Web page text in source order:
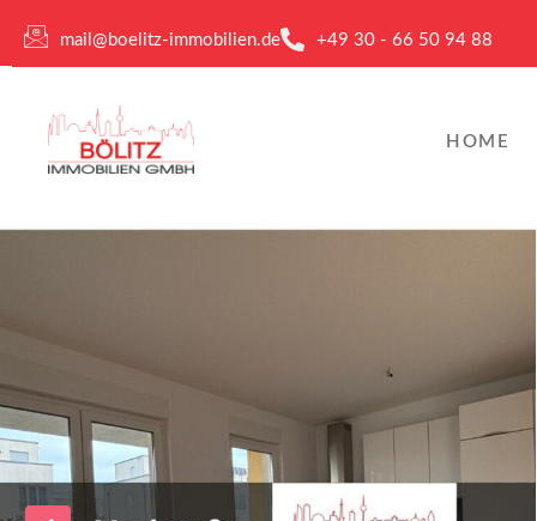
mail@boelitz-immobilien.de +49 30 - 66 50 94 88
HOME